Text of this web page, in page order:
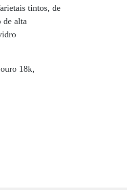
tintos, de
de alta
18k,